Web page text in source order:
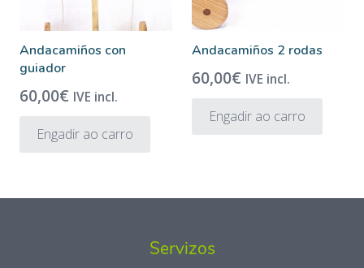
Andacamiños con
guiador
60,00€ IVE incl.
Engadir ao carro
Andacamiños 2 rodas
60,00€ IVE incl.
Engadir ao carro
Servizos